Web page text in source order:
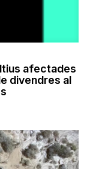
afectades
divendres al